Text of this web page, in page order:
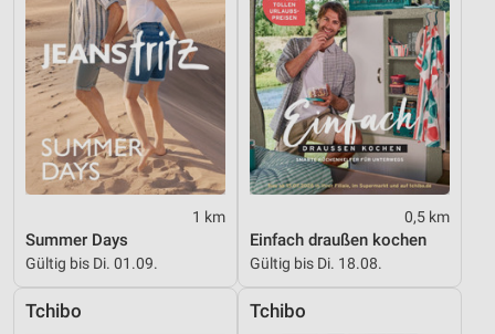
1 km
Summer Days
Gültig bis Di. 01.09.
0,5 km
Einfach draußen kochen
Gültig bis Di. 18.08.
Tchibo Tchibo
Verwendung genauer Standortdaten
Geräte anhand von aktiv angeforderten
Informationen identifizieren
Nicht-IAB-Verarbeitungszwecke:
Notwendig
Funktional
Werbung